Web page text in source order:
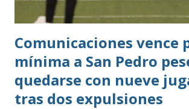
Comunicaciones vence
mínima a San Pedro
quedarse con nueve
tras dos expulsiones